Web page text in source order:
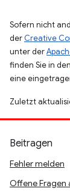
Sofern nicht
der Creative
unter der
finden Sie in den
eine
Zuletzt
Beitragen
Fehler melden
Offene Fragen